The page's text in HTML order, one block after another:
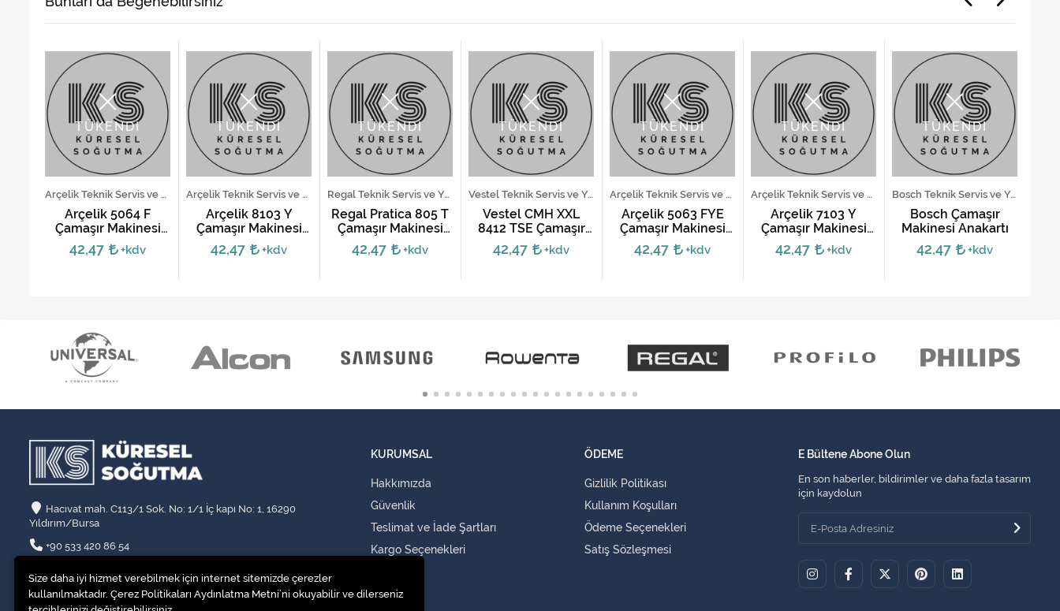
TÜKENDİ
Arçelik Teknik Servis ve Yedek Parça Hizmetleri
Arçelik 5064 F
Çamaşır Makinesi
Kartı
42,47 +kdv
TÜKENDİ
Arçelik Teknik Servis ve Yedek Parça Hizmetleri
Arçelik 8103 Y
Çamaşır Makinesi
Anakartı
42,47 +kdv
TÜKENDİ
Regal Teknik Servis ve Yedek Parça Hizmetleri
Regal Pratica 805 T
Çamaşır Makinesi
Kartı
42,47 +kdv
TÜKENDİ
Vestel Teknik Servis ve Yedek Parça Hizmetleri
Vestel CMH XXL
8412 TSE Çamaşır
Makinesi
42,47 +kdv
TÜKENDİ
Arçelik Teknik Servis ve Yedek Parça Hizmetleri
Arçelik 5063 FYE
Çamaşır Makinesi
Kartı
42,47 +kdv
TÜKENDİ
Arçelik Teknik Servis ve Yedek Parça Hizmetleri
Arçelik 7103 Y
Çamaşır Makinesi
Kartı
42,47 +kdv
TÜKENDİ
Bosch Teknik Servis ve Yedek Parça Hizmetleri
Bosch Çamaşır
Makinesi Anakartı
42,47 +kdv
Hacıvat mah. C113/1 Sok. No: 1/1 İç kapı No: 1, 16290
Yıldırım/Bursa
+90 533 420 86 54
E Bültene Abone Olun
En son haberler, bildirimler ve daha fazla tasarım
için kaydolun
KURUMSAL
Hakkımızda
Güvenlik
Teslimat ve İade Şartları
Kargo Seçenekleri
ÖDEME
Gizlilik Politikası
Kullanım Koşulları
Ödeme Seçenekleri
Satış Sözleşmesi
İletişim
Size daha iyi hizmet verebilmek için internet sitemizde çerezler
kullanılmaktadır. Çerez Politikaları Aydınlatma Metni’ni okuyabilir ve dilerseniz